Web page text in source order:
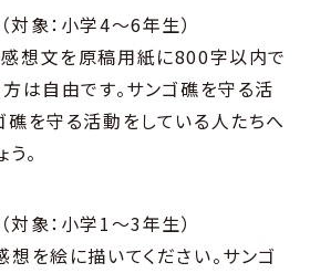
象：小学4～6年生）
想文を原稿用紙に800字以内で
は自由です。サンゴ礁を守る活
礁を守る活動をしている人たちへ
。
象：小学1～3年生）
を絵に描いてください。サンゴ